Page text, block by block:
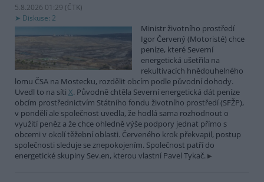
5.8.2026 01:29 (ČTK)
Diskuse: 2
Ministr životního prostředí
Igor Červený (Motoristé) chce
peníze, které Severní
energetická ušetřila na
rekultivacích hnědouhelného
lomu ČSA na Mostecku, rozdělit obcím podle původní dohody.
Uvedl to na síti X. Původně chtěla Severní energetická dát peníze
obcím prostřednictvím Státního fondu životního prostředí (SFŽP),
v pondělí ale společnost uvedla, že hodlá sama rozhodnout o
využití peněz a že chce ohledně výše podpory jednat přímo s
obcemi v okolí těžební oblasti. Červeného krok překvapil, postup
společnosti sleduje se znepokojením. Společnost patří do
energetické skupiny Sev.en, kterou vlastní Pavel Tykač.